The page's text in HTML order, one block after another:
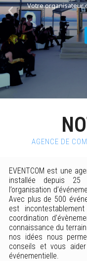
Votre organisateur
AGENCE DE
EVENTCOM est une
installée depuis
l’organisation
Avec plus de 500
est
coordination
connaissance du
nos idées nous
conseils et vous
événementielle.